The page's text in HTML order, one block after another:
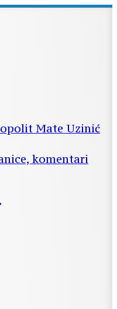
Mate Uzinić
komentari